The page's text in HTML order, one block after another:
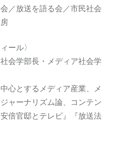
／放送を語る会／市民社会
ール〉
会学部長・メディア社会学
心とするメディア産業、メ
ャーナリズム論、コンテン
倍官邸とテレビ』『放送法